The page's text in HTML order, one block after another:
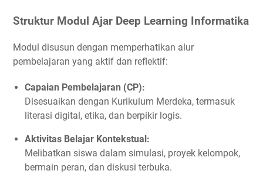
Struktur Modul Ajar Deep Learning Informatika
Modul disusun dengan memperhatikan alur
pembelajaran yang aktif dan reflektif:
Capaian Pembelajaran (CP):
Disesuaikan dengan Kurikulum Merdeka, termasuk
literasi digital, etika, dan berpikir logis.
Aktivitas Belajar Kontekstual:
Melibatkan siswa dalam simulasi, proyek kelompok,
bermain peran, dan diskusi terbuka.